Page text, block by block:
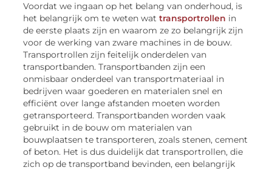
Voordat we ingaan op het belang van onderhoud, is
het belangrijk om te weten wattransportrollen in
de eerste plaats zijn en waarom ze zo belangrijk zijn
voor de werking van zware machines in de bouw.
Transportrollen zijn feitelijk onderdelen van
transportbanden. Transportbanden zijn een
onmisbaar onderdeel van transportmateriaal in
bedrijven waar goederen en materialen snel en
efficiënt over lange afstanden moeten worden
getransporteerd. Transportbanden worden vaak
gebruikt in de bouw om materialen van
bouwplaatsen te transporteren, zoals stenen, cement
of beton. Het is dus duidelijk dat transportrollen, die
zich op de transportband bevinden, een belangrijk